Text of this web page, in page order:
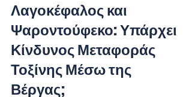
Λαγοκέφαλος και
Ψαροντούφεκο: Υπάρχει
Κίνδυνος Μεταφοράς
Τοξίνης Μέσω της
Βέργας;